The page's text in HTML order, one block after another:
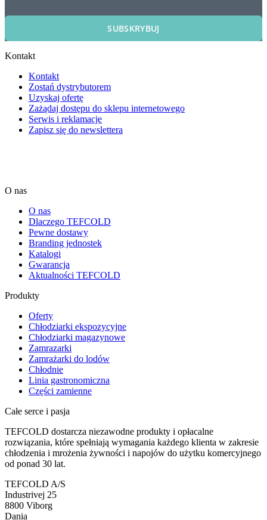
SUBSKRYBUJ
Kontakt
Kontakt
Zostań dystrybutorem
Uzyskaj ofertę
Zażądaj dostępu do sklepu internetowego
Serwis i reklamacje
Zapisz się do newslettera
O nas
O nas
Dlaczego TEFCOLD
Pewne dostawy
Branding jednostek
Katalogi
Gwarancja
Aktualności TEFCOLD
Produkty
Oferty
Chłodziarki ekspozycyjne
Chłodziarki magazynowe
Zamrazarki
Zamrażarki do lodów
Chłodnie
Linia gastronomiczna
Części zamienne
Całe serce i pasja
TEFCOLD dostarcza niezawodne produkty i opłacalne
rozwiązania, które spełniają wymagania każdego klienta w zakresie
chłodzenia i mrożenia żywności i napojów do użytku komercyjnego
od ponad 30 lat.
TEFCOLD A/S
Industrivej 25
8800 Viborg
Dania